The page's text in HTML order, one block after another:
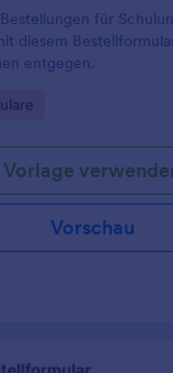
für
diesem
entgegen.
Vorlage
Vorschau